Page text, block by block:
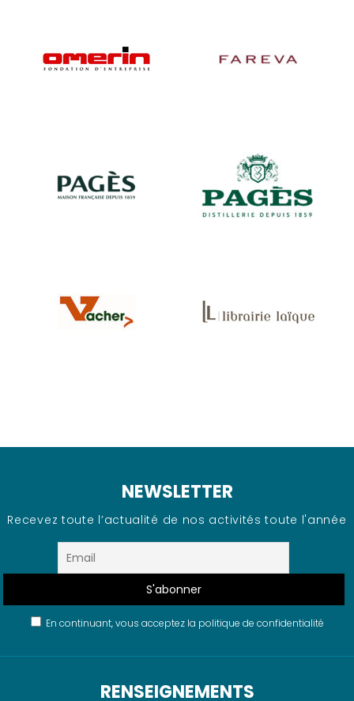
NEWSLETTER
Recevez toute l’actualité de nos activités toute l'année
En continuant, vous acceptez la politique de confidentialité
RENSEIGNEMENTS